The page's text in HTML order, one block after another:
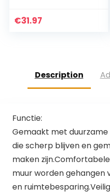
met Hoog
€31.97
Description
Functie:
Gemaakt met
die scherp blijven en
maken
muur worden gehangen
en